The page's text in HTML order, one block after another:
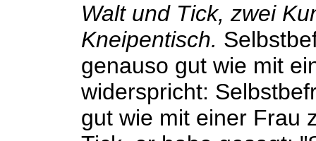
Walt und Tick, zwei
Kneipentisch.
genauso gut wie mit
widerspricht:
gut wie mit einer Frau